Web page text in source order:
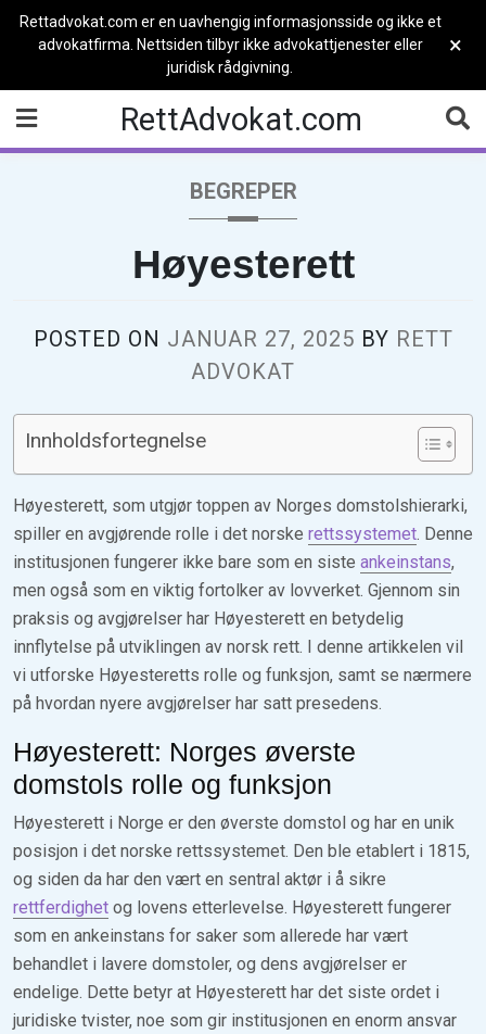
Rettadvokat.com er en uavhengig informasjonsside og ikke et
advokatfirma. Nettsiden tilbyr ikke advokattjenester eller
juridisk rådgivning.
×
content
RettAdvokat.com
BEGREPER
Høyesterett
POSTED ON JANUAR 27, 2025 BY RETT
ADVOKAT
Innholdsfortegnelse
Høyesterett, som utgjør toppen av Norges domstolshierarki,
spiller en avgjørende rolle i det norske rettssystemet. Denne
institusjonen fungerer ikke bare som en siste ankeinstans,
men også som en viktig fortolker av lovverket. Gjennom sin
praksis og avgjørelser har Høyesterett en betydelig
innflytelse på utviklingen av norsk rett. I denne artikkelen vil
vi utforske Høyesteretts rolle og funksjon, samt se nærmere
på hvordan nyere avgjørelser har satt presedens.
Høyesterett: Norges øverste
domstols rolle og funksjon
Høyesterett i Norge er den øverste domstol og har en unik
posisjon i det norske rettssystemet. Den ble etablert i 1815,
og siden da har den vært en sentral aktør i å sikre
rettferdighet og lovens etterlevelse. Høyesterett fungerer
som en ankeinstans for saker som allerede har vært
behandlet i lavere domstoler, og dens avgjørelser er
endelige. Dette betyr at Høyesterett har det siste ordet i
juridiske tvister, noe som gir institusjonen en enorm ansvar